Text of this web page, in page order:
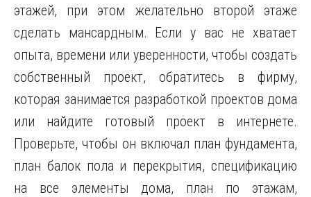
этажей, при этом желательно второй этаже
сделать мансардным. Если у вас не хватает
опыта, времени или уверенности, чтобы создать
собственный проект, обратитесь в фирму,
которая занимается разработкой проектов дома
или найдите готовый проект в интернете.
Проверьте, чтобы он включал план фундамента,
план балок пола и перекрытия, спецификацию
на все элементы дома, план по этажам,